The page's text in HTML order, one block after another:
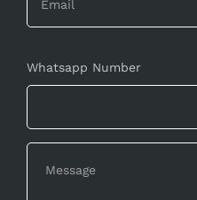
Whatsapp Number